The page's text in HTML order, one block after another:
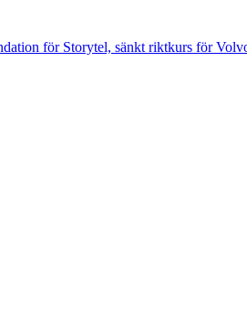
för Storytel, sänkt riktkurs för